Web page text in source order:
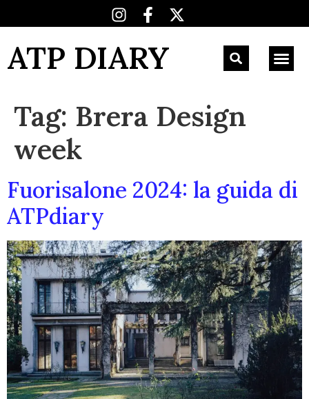
ATP DIARY
Tag: Brera Design
week
Fuorisalone 2024: la guida di
ATPdiary